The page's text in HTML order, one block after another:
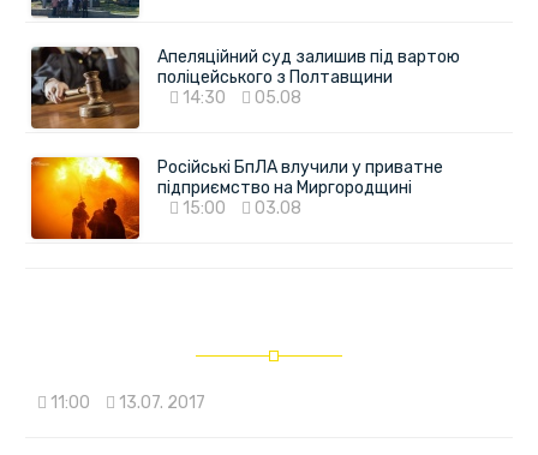
Апеляційний суд залишив під вартою
поліцейського з Полтавщини
14:30
05.08
Російські БпЛА влучили у приватне
підприємство на Миргородщині
15:00
03.08
11:00 13.07. 2017